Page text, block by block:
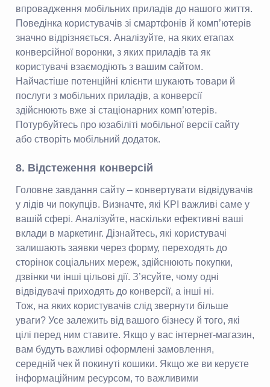
впровадження мобільних приладів до нашого життя.
Поведінка користувачів зі смартфонів й комп’ютерів
значно відрізняється. Аналізуйте, на яких етапах
конверсійної воронки, з яких приладів та як
користувачі взаємодіють з вашим сайтом.
Найчастіше потенційні клієнти шукають товари й
послуги з мобільних приладів, а конверсії
здійснюють вже зі стаціонарних комп’ютерів.
Потурбуйтесь про юзабіліті мобільної версії сайту
або створіть мобільний додаток.
8. Відстеження конверсій
Головне завдання сайту – конвертувати відвідувачів
у лідів чи покупців. Визначте, які KPI важливі саме у
вашій сфері. Аналізуйте, наскільки ефективні ваші
вклади в маркетинг. Дізнайтесь, які користувачі
залишають заявки через форму, переходять до
сторінок соціальних мереж, здійснюють покупки,
дзвінки чи інші цільові дії. З’ясуйте, чому одні
відвідувачі приходять до конверсії, а інші ні.
Тож, на яких користувачів слід звернути більше
уваги? Усе залежить від вашого бізнесу й того, які
цілі перед ним ставите. Якщо у вас інтернет-магазин,
вам будуть важливі оформлені замовлення,
середній чек й покинуті кошики. Якщо же ви керуєте
інформаційним ресурсом, то важливими